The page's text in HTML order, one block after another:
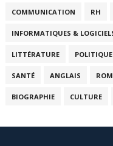
COMMUNICATION RH
INFORMATIQUES &
LITTÉRATURE POLITIQUE
SANTÉ ANGLAIS
BIOGRAPHIE CULTURE